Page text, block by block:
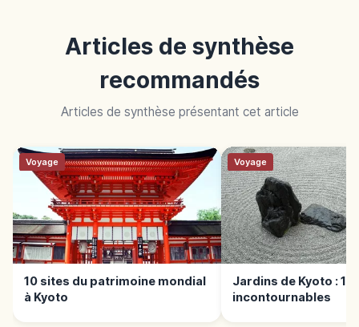
Articles de synthèse
recommandés
Articles de synthèse présentant cet article
Voyage
10 sites du patrimoine mondial
à Kyoto
Voyage
Jardins de Kyoto : 10
incontournables